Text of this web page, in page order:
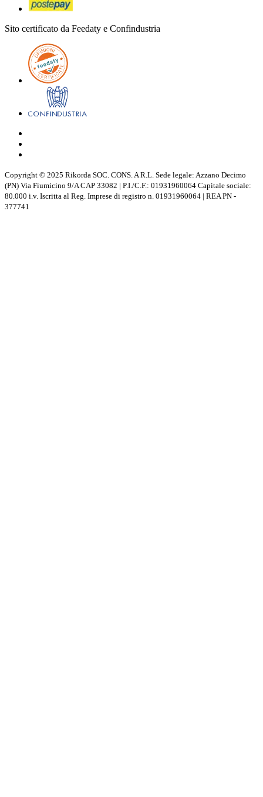
Sito certificato da Feedaty e Confindustria
Copyright © 2025 Rikorda SOC. CONS. A R.L. Sede legale: Azzano Decimo
(PN) Via Fiumicino 9/A CAP 33082 | P.I./C.F.: 01931960064 Capitale sociale:
80.000 i.v. Iscritta al Reg. Imprese di registro n. 01931960064 | REA PN -
377741